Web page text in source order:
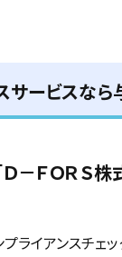
ービスなら
Ｄ－ＦＯＲＳ
ライアンスチェ